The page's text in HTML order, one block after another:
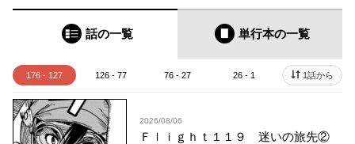
話の一覧 単行本の一覧
176 - 127 126 - 77 76 - 27 26 - 1 1話から
2026/08/06
Ｆｌｉｇｈｔ１１９ 迷いの旅先②